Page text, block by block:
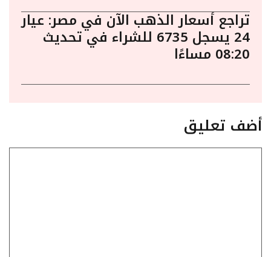
تراجع أسعار الذهب الآن في مصر: عيار
24 يسجل 6735 للشراء في تحديث
08:20 مساءًا
أضف تعليق